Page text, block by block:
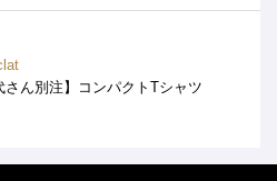
さん別注】コンパクトTシャツ